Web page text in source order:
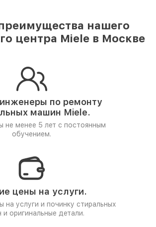
нашего
центра Miele в Москве
по ремонту
машин Miele.
не менее 5 лет с постоянным
обучением.
цены на услуги.
на услуги и починку стиральных
оригинальные детали.